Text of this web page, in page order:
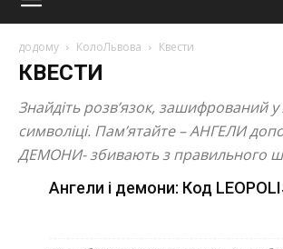
додому КолоЛьвова Квести
КВЕСТИ
Знайдіть розв’язок, зашифрований у
символіці. Пам’ятайте – АНГЕЛИ
ДЕМОНИ- збивають з правильного
Ангели і демони: Код